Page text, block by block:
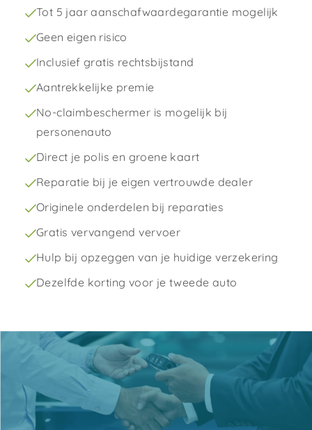
Tot 5 jaar aanschafwaardegarantie mogelijk
Geen eigen risico
Inclusief gratis rechtsbijstand
Aantrekkelijke premie
No-claimbeschermer is mogelijk bij
personenauto
Direct je polis en groene kaart
Reparatie bij je eigen vertrouwde dealer
Originele onderdelen bij reparaties
Gratis vervangend vervoer
Hulp bij opzeggen van je huidige verzekering
Dezelfde korting voor je tweede auto